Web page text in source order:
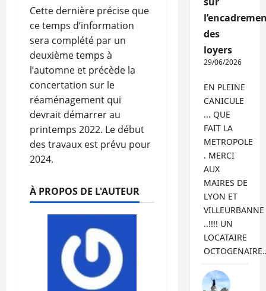
Cette dernière précise que
ce temps d’information
sera complété par un
deuxième temps à
l’automne et précède la
concertation sur le
réaménagement qui
devrait démarrer au
printemps 2022. Le début
des travaux est prévu pour
2024.
À PROPOS DE L'AUTEUR
des
loyers
29/06/2026
EN PLEINE
CANICULE
... QUE
FAIT LA
METROPOLE
. MERCI
AUX
MAIRES DE
LYON ET
VILLEURBANNE
..!!!! UN
LOCATAIRE